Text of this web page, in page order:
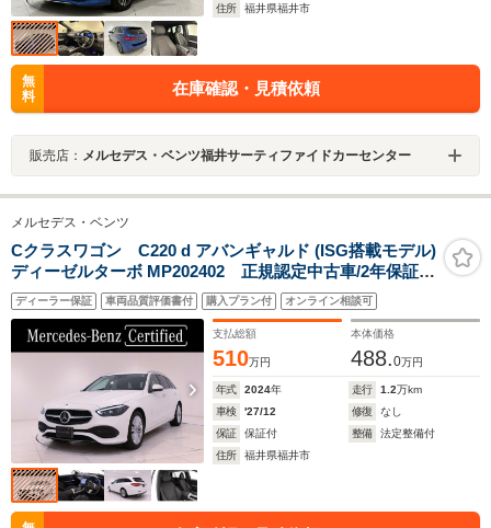
住所
福井県福井市
無
料
在庫確認・見積依頼
販売店： メルセデス・ベンツ福井サーティファイドカーセンター
メルセデス・ベンツ
Cクラスワゴン C220 d アバンギャルド (ISG搭載モデル)
ディーゼルターボ MP202402 正規認定中古車/2年保証/
レザーエクスクルーシブパッケージ/ベーシックパッケー
ジ/アンビエントライトプレミアム/シートベンチレータ
ー/MBUX ARナビゲーション/ヘッドアップディスプレ
イ/プレセーフ
ディーラー保証 車両品質評価書付 購入プラン付 オンライン相談可
支払総額
510万円
本体価格
488.0万円
年式 2024年 走行 1.2万km
車検
'27/12 修復
なし
保証
保証付 整備
法定整備付
住所
福井県福井市